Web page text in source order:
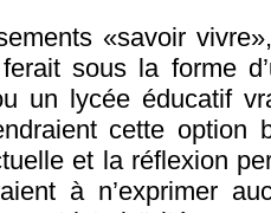
«savoir
sous la forme
un lycée éducatif
cette option
et la réflexion
à n’exprimer